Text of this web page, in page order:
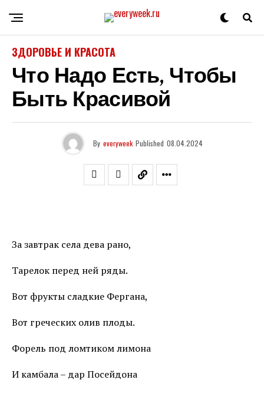
ЗДОРОВЬЕ И КРАСОТА
Что Надо Есть, Чтобы
Быть Красивой
By everyweek Published 08.04.2024
За завтрак села дева рано,
Тарелок перед ней ряды.
Вот фрукты сладкие Фергана,
Вот греческих олив плоды.
Форель под ломтиком лимона
И камбала – дар Посейдона